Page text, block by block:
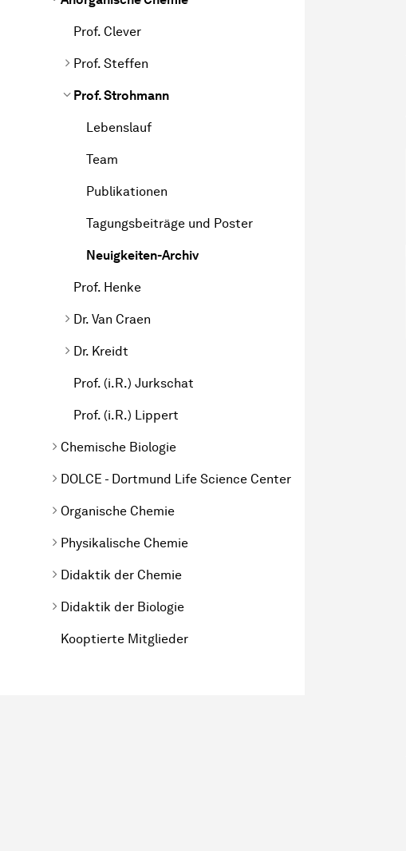
Prof. Clever
Prof. Steffen
Prof. Strohmann
Lebenslauf
Team
Publikationen
Tagungsbeiträge und Poster
Neuigkeiten-Archiv
Prof. Henke
Dr. Van Craen
Dr. Kreidt
Prof. (i.R.) Jurkschat
Prof. (i.R.) Lippert
Chemische Biologie
DOLCE - Dortmund Life Science Center
Organische Chemie
Physikalische Chemie
Didaktik der Chemie
Didaktik der Biologie
Kooptierte Mitglieder